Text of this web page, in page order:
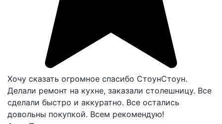
Хочу сказать огромное спасибо СтоунСтоун.
Делали ремонт на кухне, заказали столешницу. Все
сделали быстро и аккуратно. Все остались
довольны покупкой. Всем рекомендую!